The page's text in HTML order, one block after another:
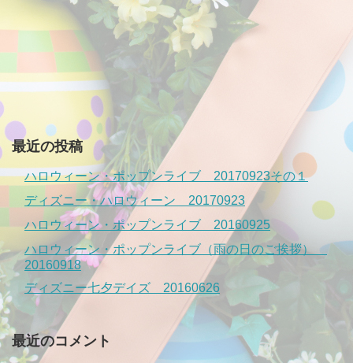
最近の投稿
ハロウィーン・ポップンライブ 20170923その１
ディズニー・ハロウィーン 20170923
ハロウィーン・ポップンライブ 20160925
ハロウィーン・ポップンライブ（雨の日のご挨拶）
20160918
ディズニー七夕デイズ 20160626
最近のコメント